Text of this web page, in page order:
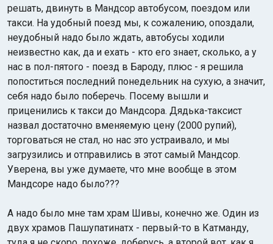
решать, двинуть в Мандсор автобусом, поездом или
такси. На удобный поезд мы, к сожалению, опоздали,
неудобный надо было ждать, автобусы ходили
неизвестно как, да и ехать - кто его знает, сколько, а у
нас в пол-пятого - поезд в Бароду, плюс - я решила
попоститься последний понедельник на сухую, а значит,
себя надо было поберечь. Посему вышли и
приценились к такси до Мандсора. Дядька-таксист
назвал достаточно вменяемую цену (2000 рупий),
торговаться не стал, но нас это устраивало, и мы
загрузились и отправились в этот самый Мандсор.
Уверена, вы уже думаете, что мне вообще в этом
Мандсоре надо было???
А надо было мне там храм Шивы, конечно же. Один из
двух храмов Пашупатинатх - первый-то в Катманду,